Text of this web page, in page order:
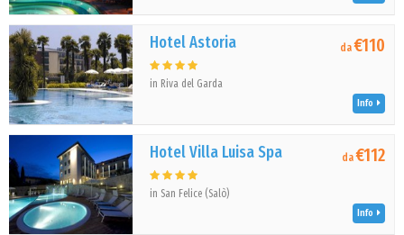
Hotel Astoria
in Riva del Garda
da€110
Info
Hotel Villa Luisa Spa
in San Felice (Salò)
da€112
Info